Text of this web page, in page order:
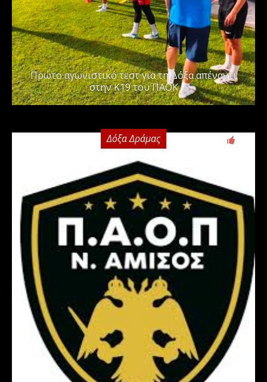
Πρώτο αγωνιστικό τεστ για τη Δόξα απέναντι
στην Κ19 του ΠΑΟΚ
Δόξα Δράμας